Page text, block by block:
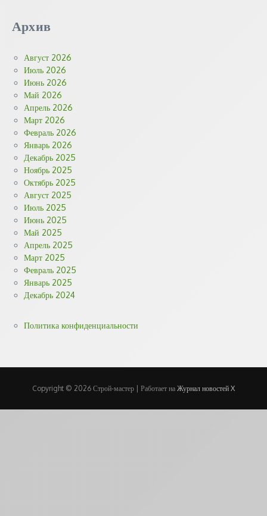
Архив
Август 2026
Июль 2026
Июнь 2026
Май 2026
Апрель 2026
Март 2026
Февраль 2026
Январь 2026
Декабрь 2025
Ноябрь 2025
Октябрь 2025
Август 2025
Июль 2025
Июнь 2025
Май 2025
Апрель 2025
Март 2025
Февраль 2025
Январь 2025
Декабрь 2024
Политика конфиденциальности
Copyright © 2026 Строй-мастер | Работает на Журнал новостей X